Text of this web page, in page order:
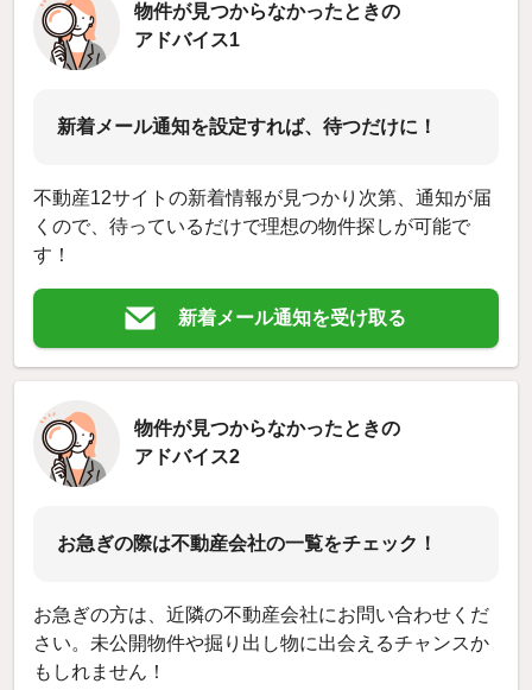
物件が見つからなかったときの
アドバイス1
新着メール通知を設定すれば、待つだけに！
不動産12サイトの新着情報が見つかり次第、通知が届
くので、待っているだけで理想の物件探しが可能で
す！
新着メール通知を受け取る
物件が見つからなかったときの
アドバイス2
お急ぎの際は不動産会社の一覧をチェック！
お急ぎの方は、近隣の不動産会社にお問い合わせくだ
さい。未公開物件や掘り出し物に出会えるチャンスか
もしれません！